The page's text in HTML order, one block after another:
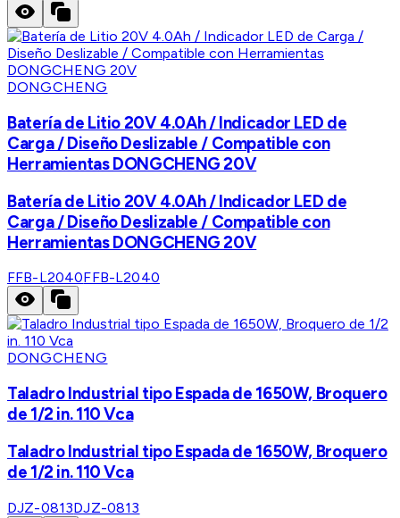
DONGCHENG
Batería de Litio 20V 4.0Ah / Indicador LED de
Carga / Diseño Deslizable / Compatible con
Herramientas DONGCHENG 20V
Batería de Litio 20V 4.0Ah / Indicador LED de
Carga / Diseño Deslizable / Compatible con
Herramientas DONGCHENG 20V
FFB-L2040FFB-L2040
DONGCHENG
Taladro Industrial tipo Espada de 1650W, Broquero
de 1/2 in. 110 Vca
Taladro Industrial tipo Espada de 1650W, Broquero
de 1/2 in. 110 Vca
DJZ-0813DJZ-0813